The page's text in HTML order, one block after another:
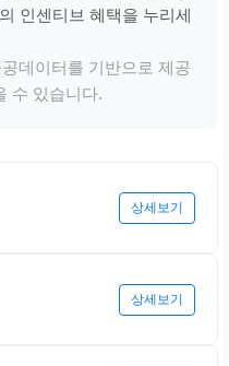
인센티브 혜택을 누리세
데이터를 기반으로 제공
수 있습니다.
상세보기
상세보기